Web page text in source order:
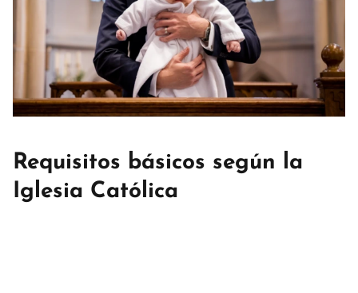
Requisitos básicos según la
Iglesia Católica